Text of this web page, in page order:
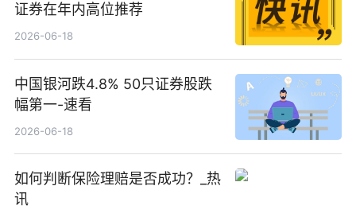
证券在年内高位推荐
2026-06-18
中国银河跌4.8% 50只证券股跌
幅第一-速看
2026-06-18
如何判断保险理赔是否成功？_热
讯